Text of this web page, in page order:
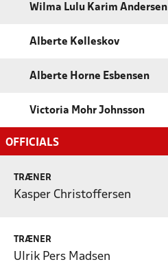
Wilma Lulu Karim Andersen
Alberte Kølleskov
Alberte Horne Esbensen
Victoria Mohr Johnsson
OFFICIALS
TRÆNER
Kasper Christoffersen
TRÆNER
Ulrik Pers Madsen